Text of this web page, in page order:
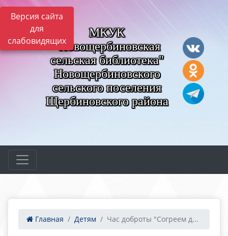
Версия сайта
для
слабовидящих
МКУК
"Новощербиновская
сельская библиотека"
Новощербиновского
сельского поселения
Щербиновского района
Главная Детям Час доброты "Согреем д...